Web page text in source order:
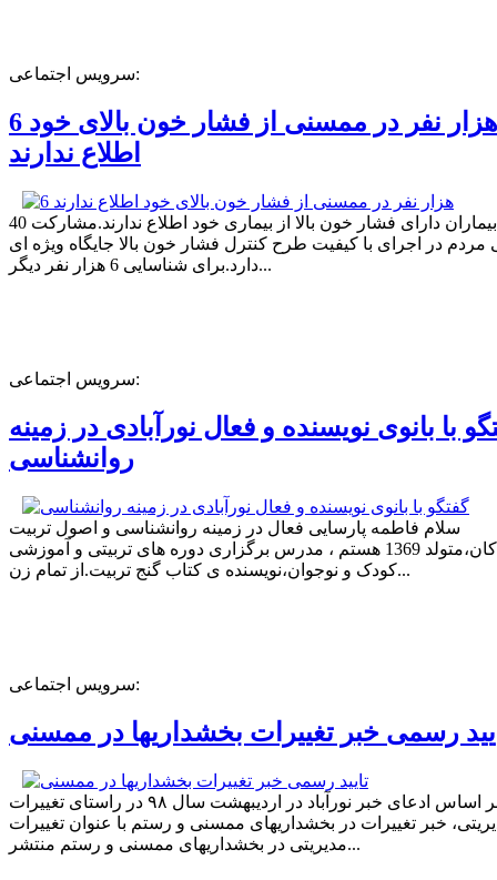
سرویس اجتماعی:
6 هزار نفر در ممسنی از فشار خون بالای خود
اطلاع ندارند
40 درصد بیماران دارای فشار خون بالا از بیماری خود اطلاع ندارند.مشارکت
در اجرای با کیفیت طرح کنترل فشار خون بالا جایگاه ویژه ای
دارد.برای شناسایی 6 هزار نفر دیگر...
سرویس اجتماعی:
با بانوی نویسنده و فعال نورآبادی در زمینه
روانشناسی
سلام فاطمه پارسایی فعال در زمینه روانشناسی و اصول تربیت
کودکان،متولد 1369 هستم ، مدرس برگزاری دوره های تربیتی و آموزشی
کودک و نوجوان،نویسنده ی کتاب گنج تربیت.از تمام زن...
سرویس اجتماعی:
رسمی خبر تغییرات بخشداریها در ممسنی
بر اساس ادعای خبر نورآباد در اردیبهشت سال ۹۸ در راستای تغییرات
خبر تغییرات در بخشداریهای ممسنی و رستم با عنوان تغییرات
مدیریتی در بخشداریهای ممسنی و رستم منتشر...